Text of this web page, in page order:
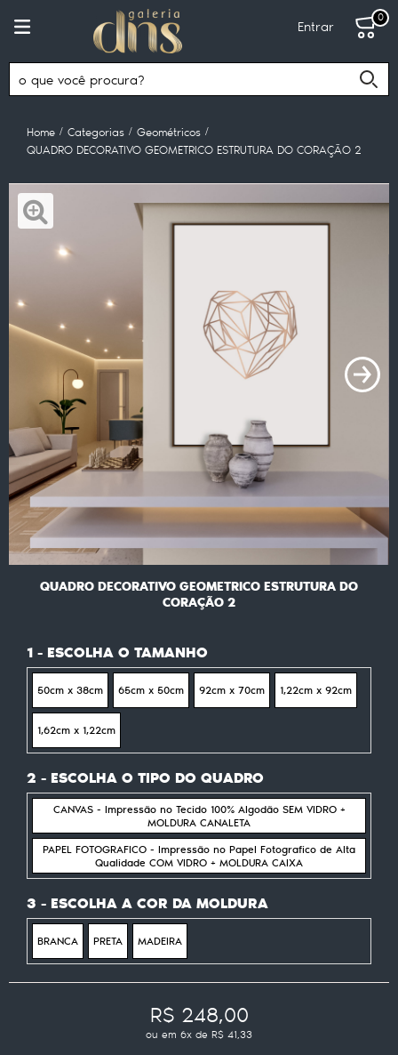
Entrar
0
Home Categorias
Geométricos
QUADRO DECORATIVO GEOMETRICO ESTRUTURA DO CORAÇÃO 2
QUADRO DECORATIVO GEOMETRICO ESTRUTURA DO
CORAÇÃO 2
1 - ESCOLHA O TAMANHO
50cm x 38cm 65cm x 50cm 92cm x 70cm 1,22cm x 92cm
1,62cm x 1,22cm
2 - ESCOLHA O TIPO DO QUADRO
CANVAS - Impressão no Tecido 100% Algodão SEM VIDRO +
MOLDURA CANALETA
PAPEL FOTOGRAFICO - Impressão no Papel Fotografico de Alta
Qualidade COM VIDRO + MOLDURA CAIXA
3 - ESCOLHA A COR DA MOLDURA
BRANCA PRETA MADEIRA
R$ 248,00
ou em 6x de R$ 41,33